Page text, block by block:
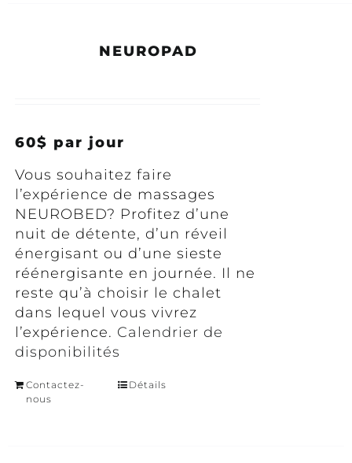
NEUROPAD
60$ par jour
Vous souhaitez faire
l’expérience de massages
NEUROBED? Profitez d’une
nuit de détente, d’un réveil
énergisant ou d’une sieste
réénergisante en journée. Il ne
reste qu’à choisir le chalet
dans lequel vous vivrez
l’expérience. Calendrier de
disponibilités
Contactez-
nous
Détails